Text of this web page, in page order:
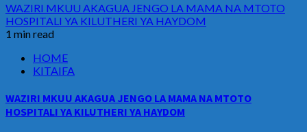
WAZIRI MKUU AKAGUA JENGO LA MAMA NA MTOTO
HOSPITALI YA KILUTHERI YA HAYDOM
1 min read
HOME
KITAIFA
WAZIRI MKUU AKAGUA JENGO LA MAMA NA MTOTO
HOSPITALI YA KILUTHERI YA HAYDOM